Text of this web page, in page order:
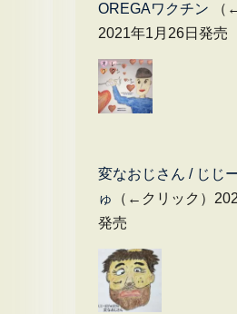
OREGAワクチン （
2021年1月26日発売
変なおじさん / じじ
ゅ
（←クリック）
発売